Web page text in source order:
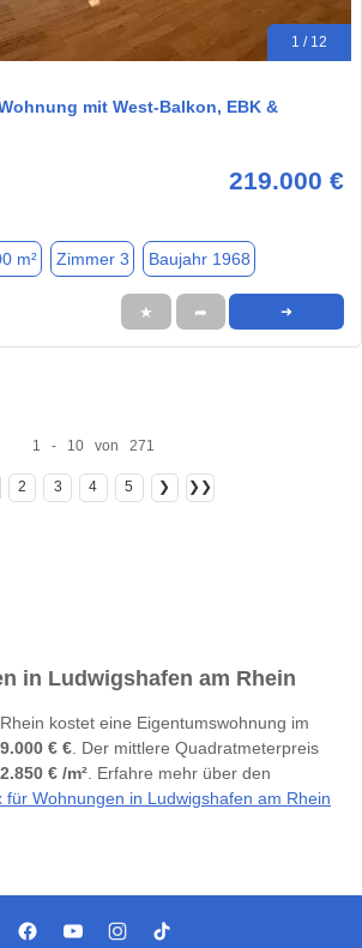
1 / 12
mit West-Balkon, EBK &
219.000 €
m² Zimmer 3 Baujahr 1968
★ ➦ ➜
1 - 10 von 271
2 3 4 5 ❯ ❯❯
in Ludwigshafen am Rhein
kostet eine Eigentumswohnung im
€ €. Der mittlere Quadratmeterpreis
2.850 € /m². Erfahre mehr über den
für Wohnungen in Ludwigshafen am Rhein